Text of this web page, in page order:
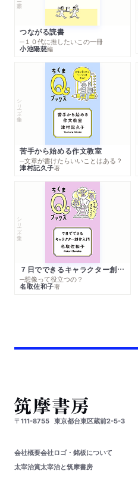
つながる読書
─１０代に推したいこの一冊
小池陽慈編
シリーズ・全集
苦手から始める作文教室
─文章が書けたらいいことはある？
津村記久子著
シリーズ・全集
７日でできるキャラクター創作入門
─想像って役立つの？
名取佐和子著
〒111-8755 東京都台東区蔵前2-5-3
会社概要会社ロゴ・銘板について
太宰治賞太宰治と筑摩書房